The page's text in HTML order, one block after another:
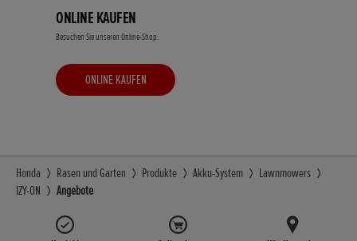
ONLINE KAUFEN
Besuchen Sie unseren Online-Shop.
ONLINE KAUFEN
Honda Rasen und Garten Produkte Akku-System
Lawnmowers
IZY-ON
Angebote